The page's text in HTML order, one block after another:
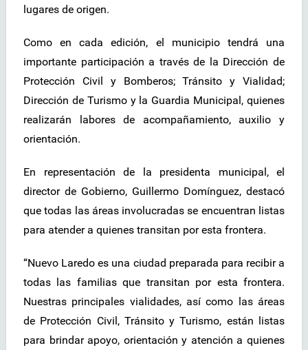
lugares de origen.
Como en cada edición, el municipio tendrá una
importante participación a través de la Dirección de
Protección Civil y Bomberos; Tránsito y Vialidad;
Dirección de Turismo y la Guardia Municipal, quienes
realizarán labores de acompañamiento, auxilio y
orientación.
En representación de la presidenta municipal, el
director de Gobierno, Guillermo Domínguez, destacó
que todas las áreas involucradas se encuentran listas
para atender a quienes transitan por esta frontera.
“Nuevo Laredo es una ciudad preparada para recibir a
todas las familias que transitan por esta frontera.
Nuestras principales vialidades, así como las áreas
de Protección Civil, Tránsito y Turismo, están listas
para brindar apoyo, orientación y atención a quienes